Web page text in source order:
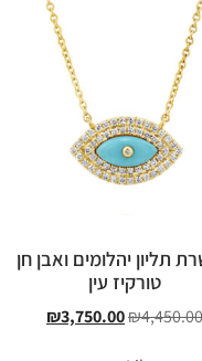
תליון יהלומים ואבן חן
טורקיז עין
₪4,450.00
₪3,750.00